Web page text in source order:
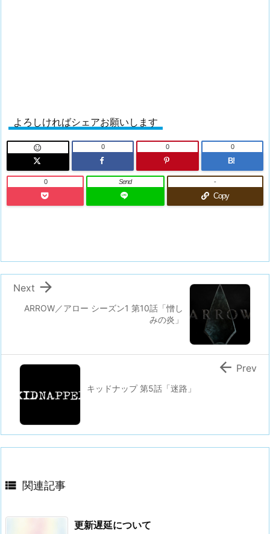
よろしければシェアお願いします
 0 0
B!
0
0 Send
Copy
-
ARROW／アロー シーズン1 第10話「憎し
みの炎」

Next
キッドナップ 第5話「迷路」
 Prev
 関連記事
更新遅延について